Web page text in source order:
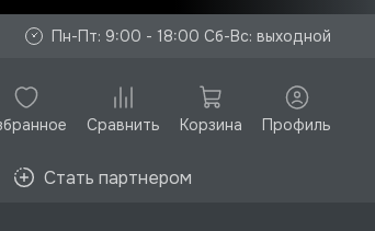
Пн-Пт: 9:00 - 18:00 Сб-Вс: выходной
Сравнить Корзина Профиль
Стать партнером